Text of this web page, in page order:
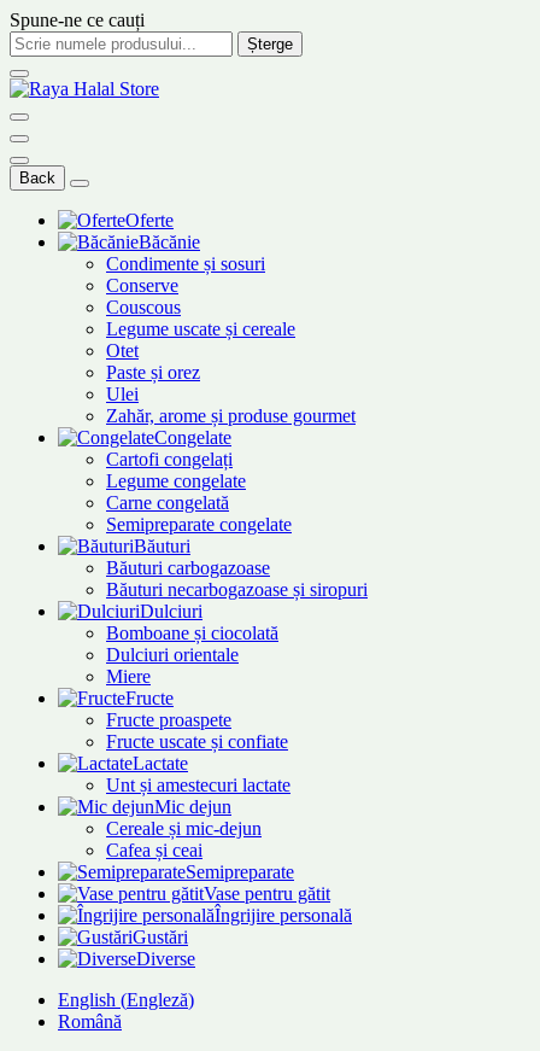
Spune-ne ce cauți
Șterge
Back
Oferte
Băcănie
Condimente și sosuri
Conserve
Couscous
Legume uscate și cereale
Otet
Paste și orez
Ulei
Zahăr, arome și produse gourmet
Congelate
Cartofi congelați
Legume congelate
Carne congelată
Semipreparate congelate
Băuturi
Băuturi carbogazoase
Băuturi necarbogazoase și siropuri
Dulciuri
Bomboane și ciocolată
Dulciuri orientale
Miere
Fructe
Fructe proaspete
Fructe uscate și confiate
Lactate
Unt și amestecuri lactate
Mic dejun
Cereale și mic-dejun
Cafea și ceai
Semipreparate
Vase pentru gătit
Îngrijire personală
Gustări
Diverse
English (Engleză)
Română